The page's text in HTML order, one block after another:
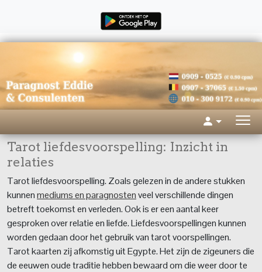
Tarot liefdesvoorspelling: Inzicht in
relaties
Tarot liefdesvoorspelling. Zoals gelezen in de andere stukken
kunnenmediums en paragnostenveel verschillende dingen
betreft toekomst en verleden. Ook is er een aantal keer
gesproken over relatie en liefde. Liefdesvoorspellingen kunnen
worden gedaan door het gebruik van tarot voorspellingen.
Tarot kaarten zij afkomstig uit Egypte. Het zijn de zigeuners die
de eeuwen oude traditie hebben bewaard om die weer door te